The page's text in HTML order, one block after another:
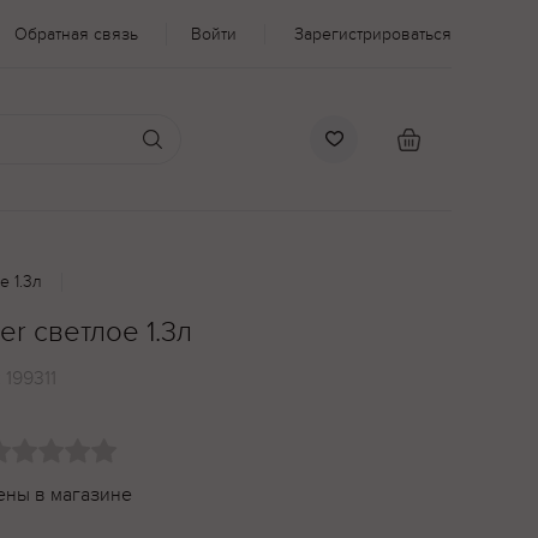
Обратная связь Войти Зарегистрироваться
1.3л
светлое 1.3л
199311
в магазине